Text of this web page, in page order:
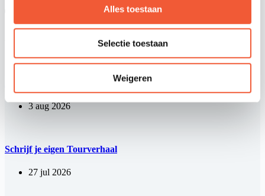
Alles toestaan
Selectie toestaan
Weigeren
AI in de kinderkamer? Vertrouwen weegt zwaarder dan prijs
3 aug 2026
Schrijf je eigen Tourverhaal
27 jul 2026